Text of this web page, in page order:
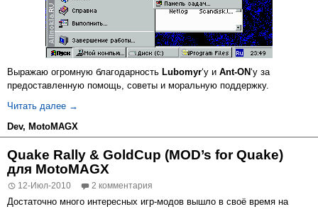
Выражаю огромную благодарность Lubomyr‘у и Ant-ON‘у за
предоставленную помощь, советы и моральную поддержку.
Читать далее DOSBox теперь и для MotoMAGX!
→
Dev, MotoMAGX
Quake Rally & GoldCup (MOD’s for Quake)
для MotoMAGX
12-Июл-2010 2 комментария
Достаточно много интересных игр-модов вышло в своё время на